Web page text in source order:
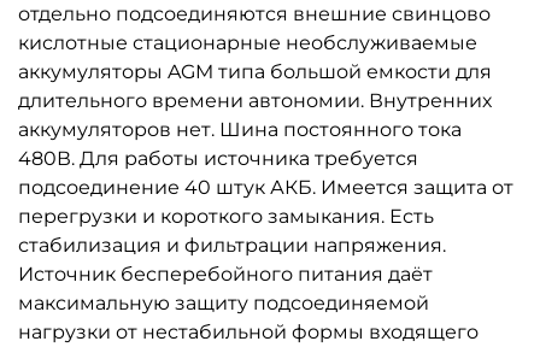
отдельно подсоединяются внешние свинцово
кислотные стационарные необслуживаемые
аккумуляторы AGM типа большой емкости для
длительного времени автономии. Внутренних
аккумуляторов нет. Шина постоянного тока
480В. Для работы источника требуется
подсоединение 40 штук АКБ. Имеется защита от
перегрузки и короткого замыкания. Есть
стабилизация и фильтрации напряжения.
Источник бесперебойного питания даёт
максимальную защиту подсоединяемой
нагрузки от нестабильной формы входящего